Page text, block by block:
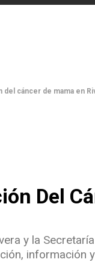
del cáncer de mama en
Del
y la
información